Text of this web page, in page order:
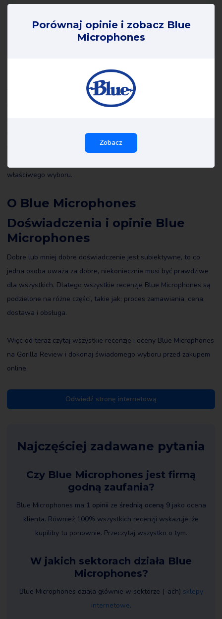
Blue Microphones opinie
Wszystkie recenzje Blue Microphones na Review Gorilla są
napisane przez prawdziwych konsumentów z prawdziwymi
nikogo innego i dlatego odzwierciedlają doświadczenia
recenzenta. Przeczytaj wszystkie opinie o Blue Microphones, a
właściwego wyboru.
O Blue Microphones
Doświadczenia i opinie Blue
Microphones
Dobre lub mniej dobre doświadczenie jest subiektywne, to co
jedna osoba uważa za dobre, niekoniecznie musi być prawdziwe
dla wszystkich. Dlatego wszystkie recenzje Blue Microphones są
podzielone na różne części, takie jak; proces zamawiania, cena,
dostawa i obsługa.
Więc od teraz czytaj wszystkie recenzje i oceny Blue Microphones
na Gorilla Review i dokonaj świadomego wyboru przed zakupem
online.
Odwiedź stronę internetową
Najczęściej zadawane pytania
Czy Blue Microphones jest firmą
godną zaufania?
Blue Microphones ma 1 opinii ze średnią oceną 9jako ocena
klienta. Również 100% wszystkich recenzji wskazuje, że
kupiliby tu ponownie. Przeczytaj wszystko o tym.
W jakich sektorach działa Blue
Microphones?
Blue Microphones działa głównie w sektorze (-ach) sklepy
internetowe.
Porównaj opinie i zobacz Blue
Microphones
Zobacz